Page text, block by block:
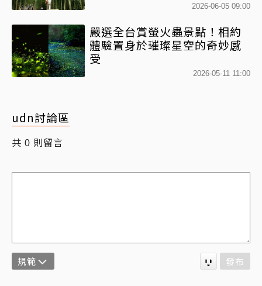
2026-06-05 09:00
嚴選全台賞螢火蟲景點！相約
體驗置身於璀璨星空的奇妙感
受
2026-05-11 11:00
udn討論區
共 0 則留言
規範 發布